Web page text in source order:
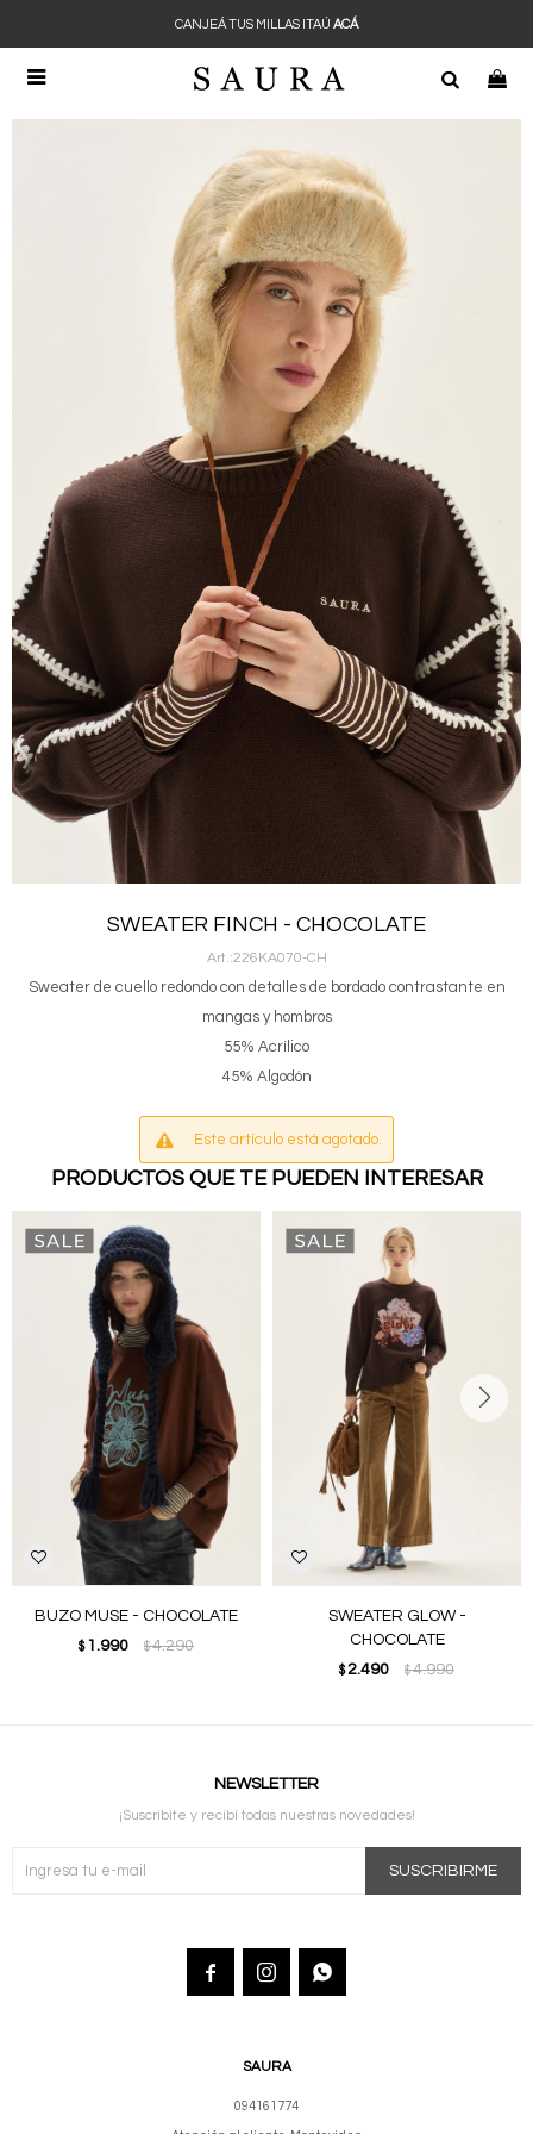

CANJEÁ TUS MILLAS ITAÚ ACÁ
SWEATER FINCH - CHOCOLATE
226KA070-CH
Sweater de cuello redondo con detalles de bordado contrastante en
mangas y hombros
55% Acrílico
45% Algodón
Este artículo está agotado.
PRODUCTOS QUE TE PUEDEN INTERESAR
BUZO MUSE - CHOCOLATE
$ 1.990 $4.290
SWEATER GLOW -
CHOCOLATE
$2.490 $4.990
SAURA
094161774
NEWSLETTER
¡Suscribite y recibí todas nuestras novedades!
SUSCRIBIRME
  